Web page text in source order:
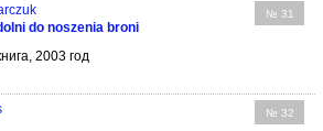
№ 31
do noszenia broni
2003 год
№ 32